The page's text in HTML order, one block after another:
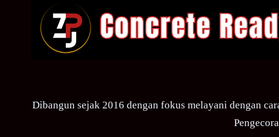
Dibangun sejak 2016 dengan fokus melayani dengan